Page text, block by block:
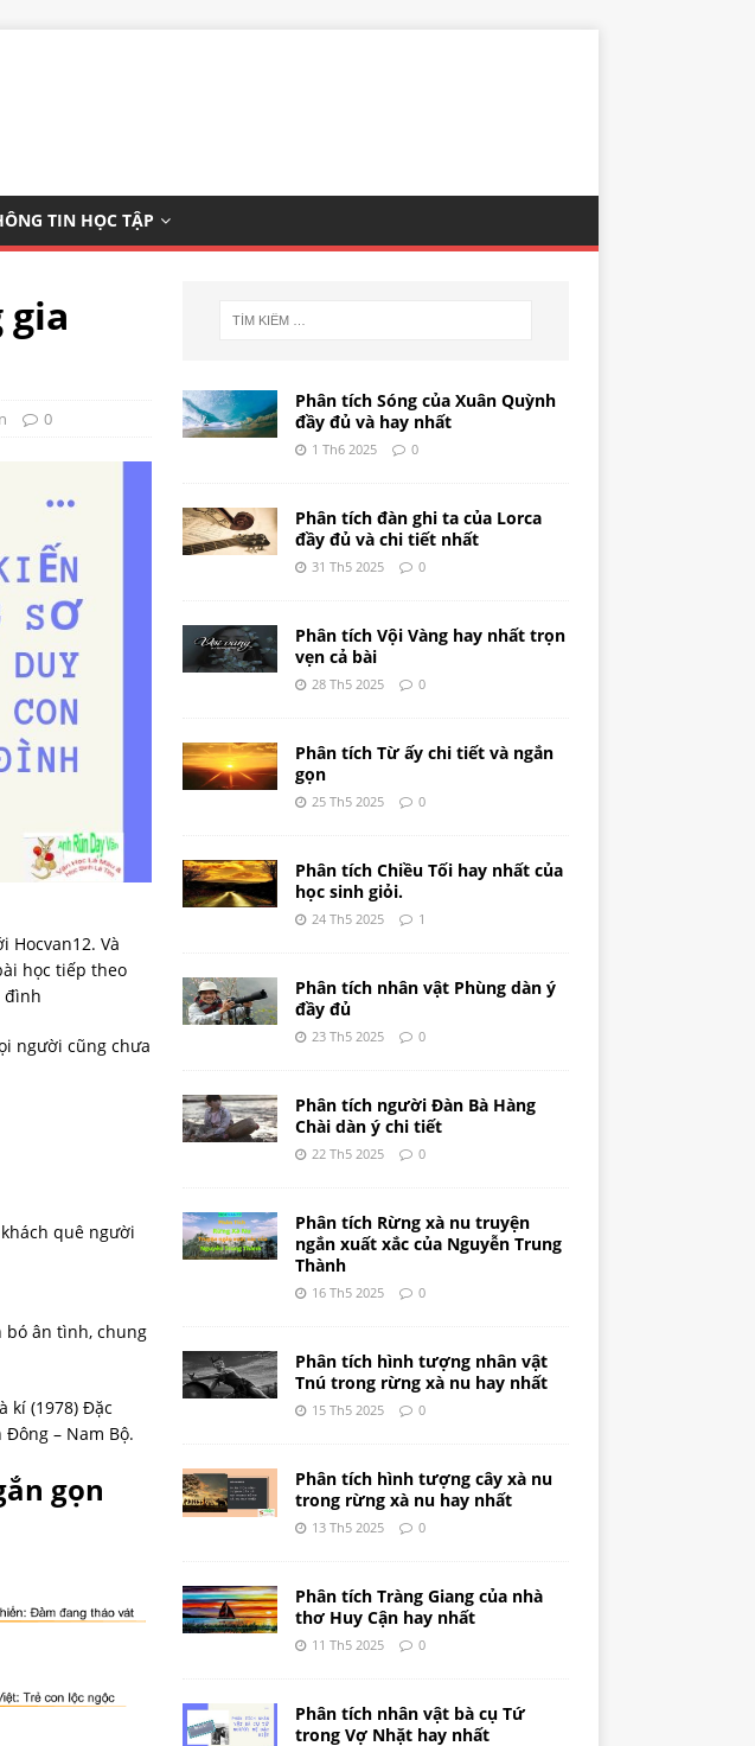
TIN HỌC TẬP
0
Hocvan12. Và
học tiếp theo
đình
người cũng chưa
quê người
bó ân tình, chung
kí (1978) Đặc
– Nam Bộ.
gọn
Phân tích Sóng của Xuân Quỳnh
đầy đủ và hay nhất
1 Th6 2025 0
Phân tích đàn ghi ta của Lorca
đầy đủ và chi tiết nhất
31 Th5 2025 0
Phân tích Vội Vàng hay nhất trọn
vẹn cả bài
28 Th5 2025 0
Phân tích Từ ấy chi tiết và ngắn
gọn
25 Th5 2025 0
Phân tích Chiều Tối hay nhất của
học sinh giỏi.
24 Th5 2025 1
Phân tích nhân vật Phùng dàn ý
đầy đủ
23 Th5 2025 0
Phân tích người Đàn Bà Hàng
Chài dàn ý chi tiết
22 Th5 2025 0
Phân tích Rừng xà nu truyện
ngắn xuất xắc của Nguyễn Trung
Thành
16 Th5 2025 0
Phân tích hình tượng nhân vật
Tnú trong rừng xà nu hay nhất
15 Th5 2025 0
Phân tích hình tượng cây xà nu
trong rừng xà nu hay nhất
13 Th5 2025 0
Phân tích Tràng Giang của nhà
thơ Huy Cận hay nhất
11 Th5 2025 0
Phân tích nhân vật bà cụ Tứ
trong Vợ Nhặt hay nhất